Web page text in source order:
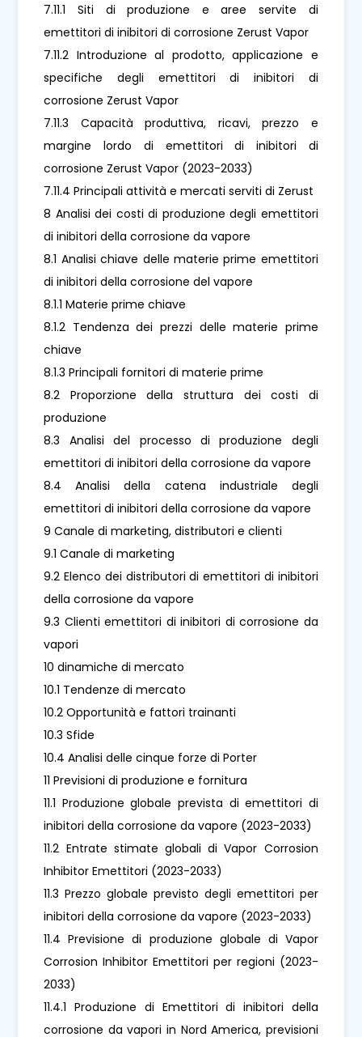
7.11.1 Siti di produzione e aree servite di
emettitori di inibitori di corrosione Zerust Vapor
7.11.2 Introduzione al prodotto, applicazione e
specifiche degli emettitori di inibitori di
corrosione Zerust Vapor
7.11.3 Capacità produttiva, ricavi, prezzo e
margine lordo di emettitori di inibitori di
corrosione Zerust Vapor (2023-2033)
7.11.4 Principali attività e mercati serviti di Zerust
8 Analisi dei costi di produzione degli emettitori
di inibitori della corrosione da vapore
8.1 Analisi chiave delle materie prime emettitori
di inibitori della corrosione del vapore
8.1.1 Materie prime chiave
8.1.2 Tendenza dei prezzi delle materie prime
chiave
8.1.3 Principali fornitori di materie prime
8.2 Proporzione della struttura dei costi di
produzione
8.3 Analisi del processo di produzione degli
emettitori di inibitori della corrosione da vapore
8.4 Analisi della catena industriale degli
emettitori di inibitori della corrosione da vapore
9 Canale di marketing, distributori e clienti
9.1 Canale di marketing
9.2 Elenco dei distributori di emettitori di inibitori
della corrosione da vapore
9.3 Clienti emettitori di inibitori di corrosione da
vapori
10 dinamiche di mercato
10.1 Tendenze di mercato
10.2 Opportunità e fattori trainanti
10.3 Sfide
10.4 Analisi delle cinque forze di Porter
11 Previsioni di produzione e fornitura
11.1 Produzione globale prevista di emettitori di
inibitori della corrosione da vapore (2023-2033)
11.2 Entrate stimate globali di Vapor Corrosion
Inhibitor Emettitori (2023-2033)
11.3 Prezzo globale previsto degli emettitori per
inibitori della corrosione da vapore (2023-2033)
11.4 Previsione di produzione globale di Vapor
Corrosion Inhibitor Emettitori per regioni (2023-
2033)
11.4.1 Produzione di Emettitori di inibitori della
corrosione da vapori in Nord America, previsioni